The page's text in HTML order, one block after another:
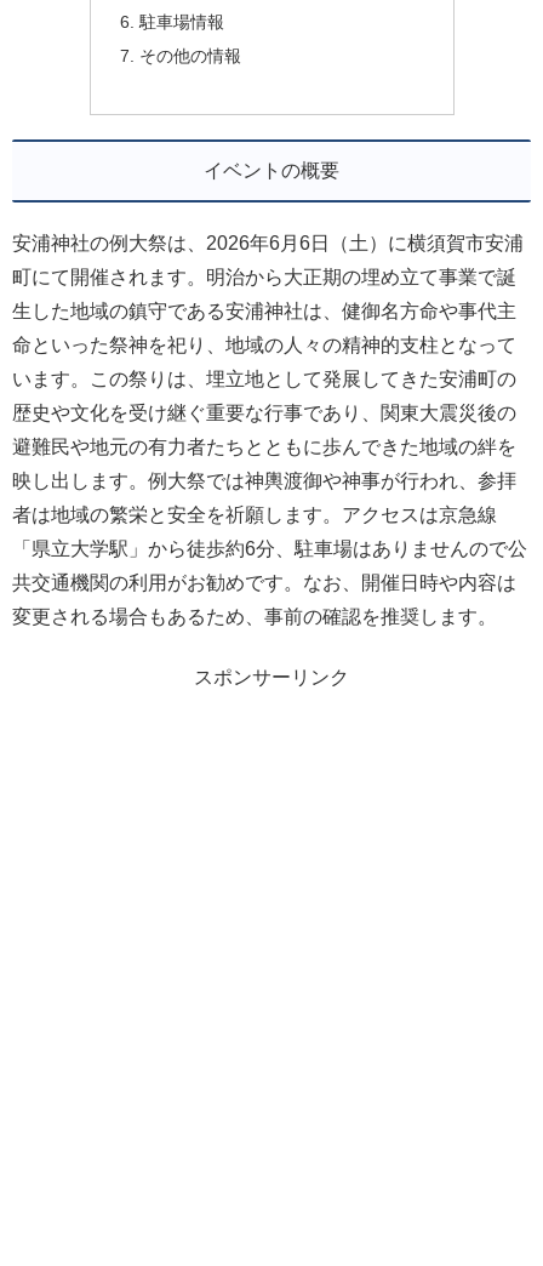
駐車場情報
その他の情報
イベントの概要
安浦神社の例大祭は、2026年6月6日（土）に横須賀市安浦
町にて開催されます。明治から大正期の埋め立て事業で誕
生した地域の鎮守である安浦神社は、健御名方命や事代主
命といった祭神を祀り、地域の人々の精神的支柱となって
います。この祭りは、埋立地として発展してきた安浦町の
歴史や文化を受け継ぐ重要な行事であり、関東大震災後の
避難民や地元の有力者たちとともに歩んできた地域の絆を
映し出します。例大祭では神輿渡御や神事が行われ、参拝
者は地域の繁栄と安全を祈願します。アクセスは京急線
「県立大学駅」から徒歩約6分、駐車場はありませんので公
共交通機関の利用がお勧めです。なお、開催日時や内容は
変更される場合もあるため、事前の確認を推奨します。
スポンサーリンク